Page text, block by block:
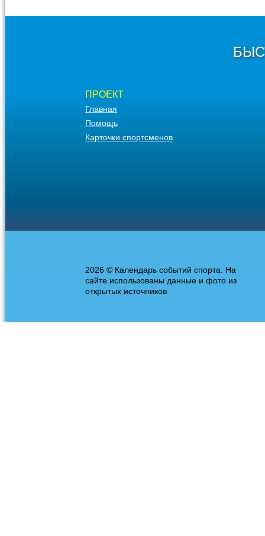
ПРОЕКТ
Главная
Помощь
Карточки спортсменов
2026 © Календарь событий спорта. На
сайте использованы данные и фото из
открытых источников